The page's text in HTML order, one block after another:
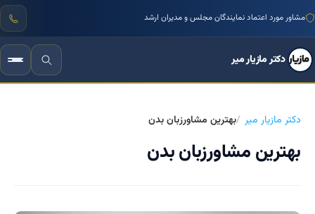
مشاور مورد اعتماد نمایندگان مجلس و مدیران ارشد
دکتر مازیار میر
دکتر مازیار میر بهترین مشاورزبان بدن
بهترین مشاورزبان بدن